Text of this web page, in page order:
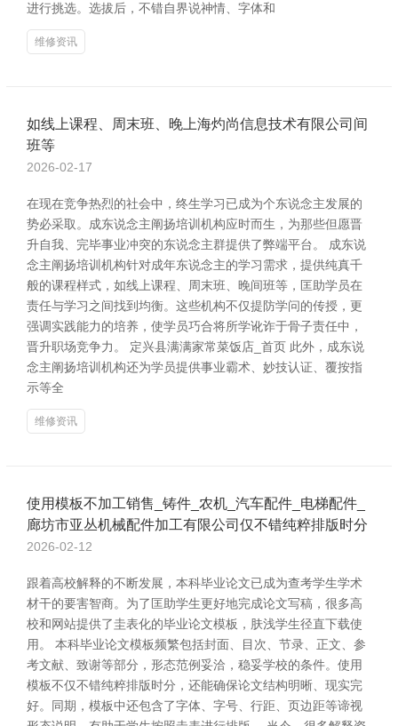
进行挑选。选拔后，不错自界说神情、字体和
维修资讯
如线上课程、周末班、晚上海灼尚信息技术有限公司间
班等
2026-02-17
在现在竞争热烈的社会中，终生学习已成为个东说念主发展的
势必采取。成东说念主阐扬培训机构应时而生，为那些但愿晋
升自我、完毕事业冲突的东说念主群提供了弊端平台。 成东说
念主阐扬培训机构针对成年东说念主的学习需求，提供纯真千
般的课程样式，如线上课程、周末班、晚间班等，匡助学员在
责任与学习之间找到均衡。这些机构不仅提防学问的传授，更
强调实践能力的培养，使学员巧合将所学讹诈于骨子责任中，
晋升职场竞争力。 定兴县满满家常菜饭店_首页 此外，成东说
念主阐扬培训机构还为学员提供事业霸术、妙技认证、覆按指
示等全
维修资讯
使用模板不加工销售_铸件_农机_汽车配件_电梯配件_
廊坊市亚丛机械配件加工有限公司仅不错纯粹排版时分
2026-02-12
跟着高校解释的不断发展，本科毕业论文已成为查考学生学术
材干的要害智商。为了匡助学生更好地完成论文写稿，很多高
校和网站提供了圭表化的毕业论文模板，肤浅学生径直下载使
用。 本科毕业论文模板频繁包括封面、目次、节录、正文、参
考文献、致谢等部分，形态范例妥洽，稳妥学校的条件。使用
模板不仅不错纯粹排版时分，还能确保论文结构明晰、现实完
好。同期，模板中还包含了字体、字号、行距、页边距等谛视